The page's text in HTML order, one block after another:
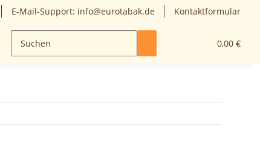
E-Mail-Support: info@eurotabak.de Kontaktformular
0,00 €